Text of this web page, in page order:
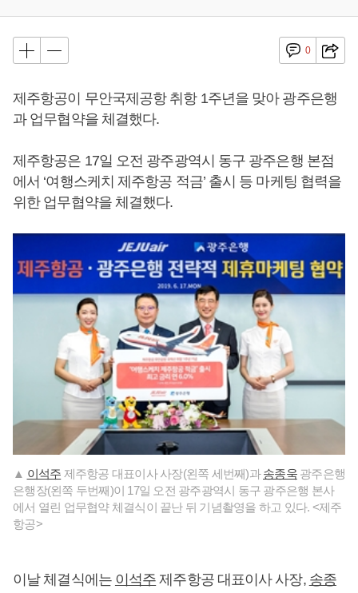
0
제주항공이 무안국제공항 취항 1주년을 맞아 광주은행
과 업무협약을 체결했다.
제주항공은 17일 오전 광주광역시 동구 광주은행 본점
에서 ‘여행스케치 제주항공 적금’ 출시 등 마케팅 협력을
위한 업무협약을 체결했다.
▲ 이석주 제주항공 대표이사 사장(왼쪽 세번째)과송종욱광주은행
은행장(왼쪽 두번째)이 17일 오전 광주광역시 동구 광주은행 본사
에서 열린 업무협약 체결식이 끝난 뒤 기념촬영을 하고 있다. <제주
항공>
이날 체결식에는 이석주 제주항공 대표이사 사장, 송종